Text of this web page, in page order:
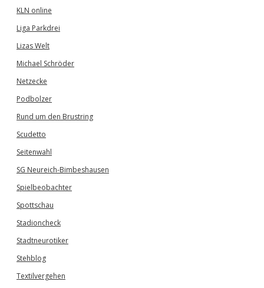
KLN online
Liga Parkdrei
Lizas Welt
Michael Schröder
Netzecke
Podbolzer
Rund um den Brustring
Scudetto
Seitenwahl
SG Neureich-Bimbeshausen
Spielbeobachter
Spottschau
Stadioncheck
Stadtneurotiker
Stehblog
Textilvergehen